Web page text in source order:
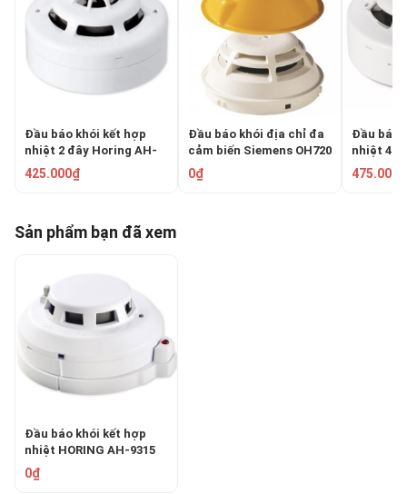
Đầu báo khói kết hợp
nhiệt 2 đây Horing AH-
0315-2
425.000₫
Đầu báo khói địa chỉ đa
cảm biến Siemens OH720
0₫
Đầu báo
nhiệt 4
475.000₫
Sản phẩm bạn đã xem
Đầu báo khói kết hợp
nhiệt HORING AH-9315
0₫